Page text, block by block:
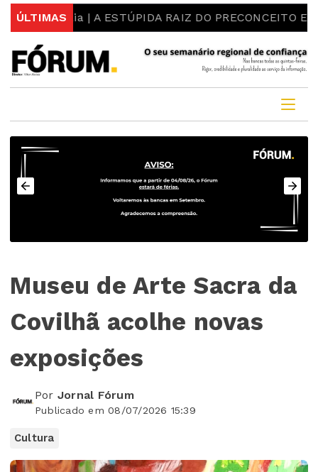
ÚLTIMAS
| A ESTÚPIDA RAIZ DO PRECONCEITO E DO
Museu de Arte Sacra da
Covilhã acolhe novas
exposições
Por Jornal Fórum
Publicado em 08/07/2026 15:39
Cultura